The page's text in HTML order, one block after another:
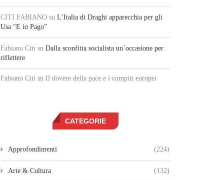
CITI FABIANO su L’Italia di Draghi apparecchia per gli
Usa “E io Pago”
Fabiano Citi su Dalla sconfitta socialista un’occasione per
riflettere
Fabiano Citi su Il dovere della pace e i compiti europei
CATEGORIE
Approfondimenti (224)
Arte & Cultura (132)